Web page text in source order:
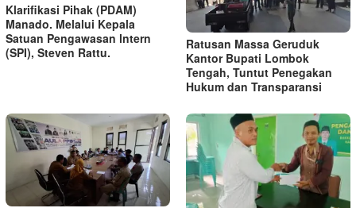
Klarifikasi Pihak (PDAM)
Manado. Melalui Kepala
Satuan Pengawasan lntern
(SPI), Steven Rattu.
Ratusan Massa Geruduk
Kantor Bupati Lombok
Tengah, Tuntut Penegakan
Hukum dan Transparansi